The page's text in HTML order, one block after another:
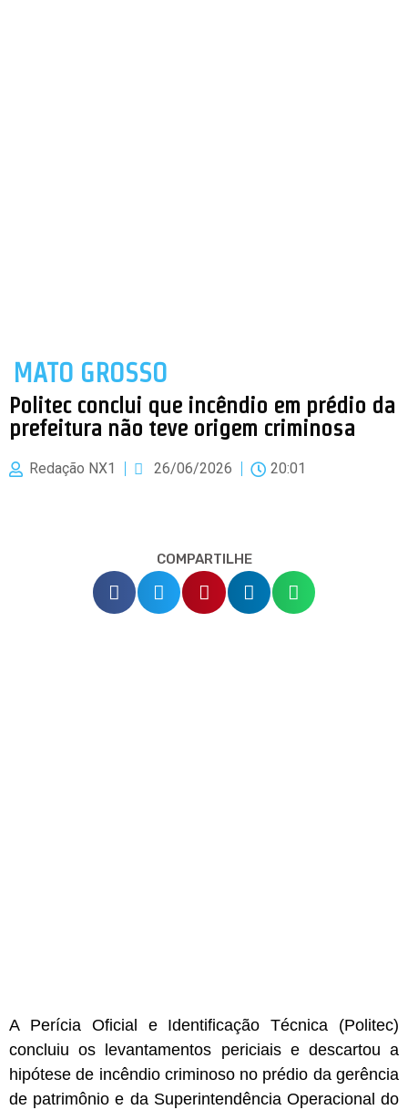
MATO GROSSO
Politec conclui que incêndio em prédio da
prefeitura não teve origem criminosa
Redação NX1 26/06/2026 20:01
COMPARTILHE
A Perícia Oficial e Identificação Técnica (Politec)
concluiu os levantamentos periciais e descartou a
hipótese de incêndio criminoso no prédio da gerência
de patrimônio e da Superintendência Operacional do